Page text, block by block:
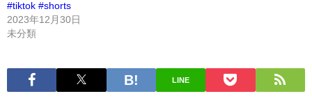
#tiktok #shorts
2023年12月30日
未分類
LINE